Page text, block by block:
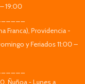
19:00
Franca), Providencia -
y Feriados 11:00 –
Ñuñoa - Lunes a